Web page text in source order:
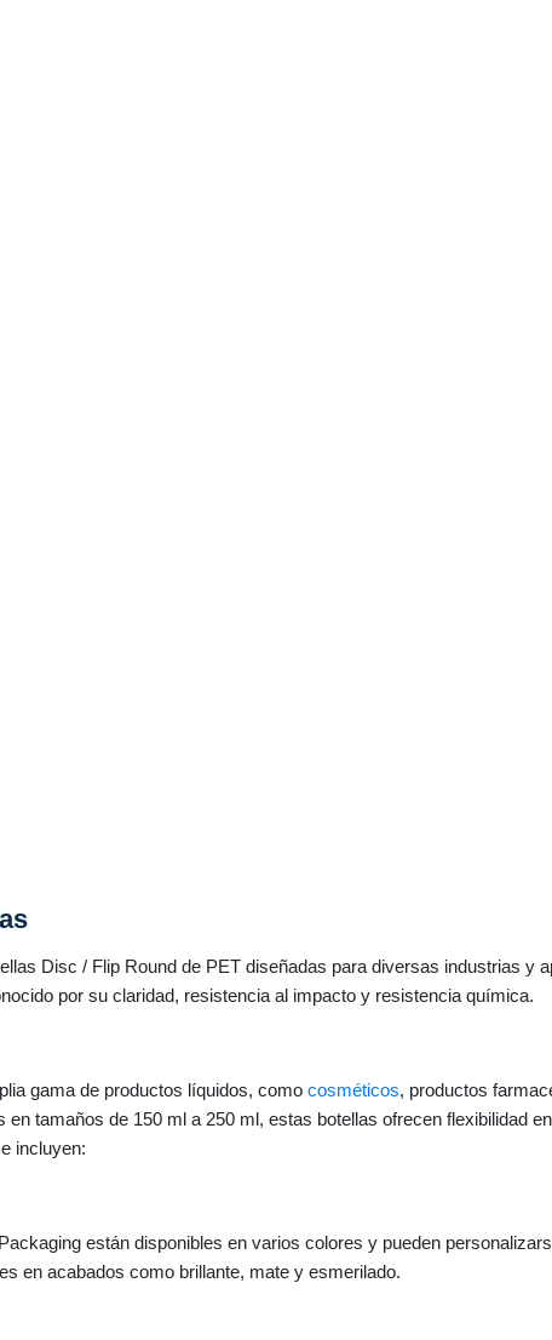
Disc / Flip Round de PET diseñadas para diversas industrias y
por su claridad, resistencia al impacto y resistencia química.
gama de productos líquidos, como cosméticos, productos
tamaños de 150 ml a 250 ml, estas botellas ofrecen flexibilidad
incluyen:
están disponibles en varios colores y pueden
en acabados como brillante, mate y esmerilado.